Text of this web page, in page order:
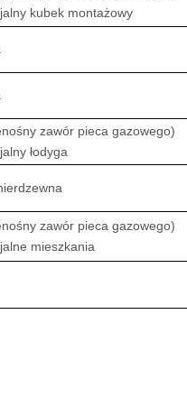
kubek montażowy
zawór pieca gazowego)
łodyga
zawór pieca gazowego)
mieszkania